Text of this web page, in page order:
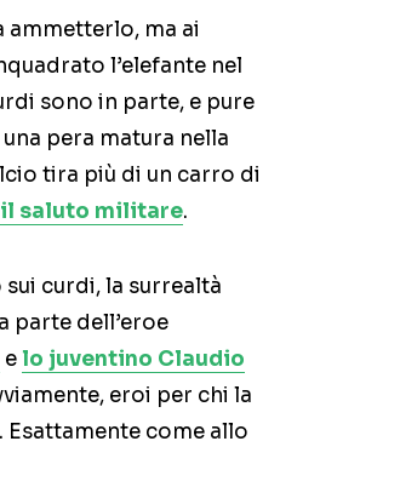
ammetterlo, ma ai
l’elefante nel
sono in parte, e pure
pera matura nella
tira più di un carro di
saluto militare.
curdi, la surrealtà
parte dell’eroe
e lo juventino Claudio
eroi per chi la
come allo